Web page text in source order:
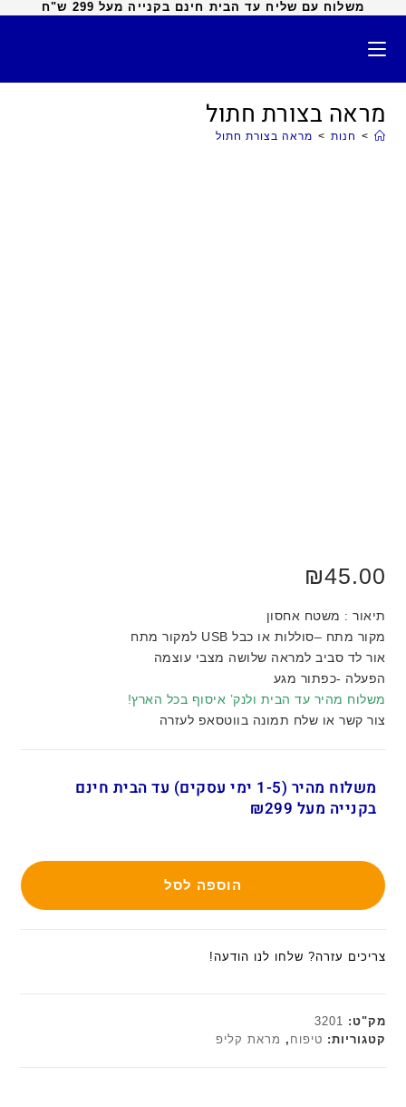
משלוח עם שליח עד הבית חינם בקנייה מעל 299 ש"ח
מראה בצורת חתול
> חנות > מראה בצורת חתול
₪45.00
תיאור : משטח אחסון
מקור מתח –סוללות או כבל USB למקור מתח
אור לד סביב למראה שלושה מצבי עוצמה
הפעלה -כפתור מגע
משלוח מהיר עד הבית ולנק’ איסוף בכל הארץ!
צור קשר או שלח תמונה בווטסאפ לעזרה
משלוח מהיר (1-5 ימי עסקים) עד הבית חינם
בקנייה מעל ₪299
הוספה לסל
צריכים עזרה? שלחו לנו הודעה!
מק"ט: 3201
קטגוריות: טיפוח , מראת קליפ